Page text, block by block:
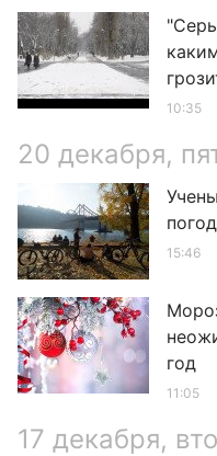
10:35
20 декабря,
15:46
год
11:05
17 декабря,